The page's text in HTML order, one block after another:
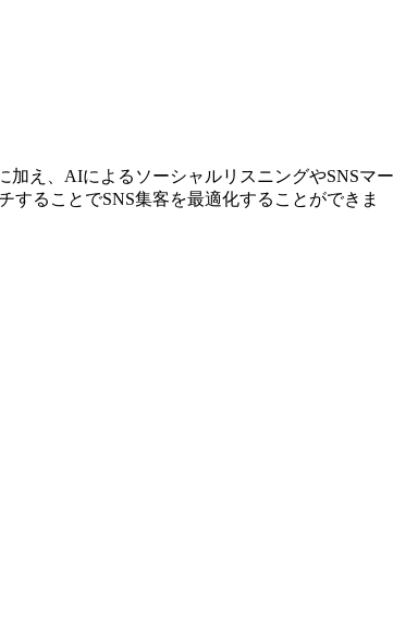
加え、AIによるソーシャルリスニングやSNSマー
ることでSNS集客を最適化することができま